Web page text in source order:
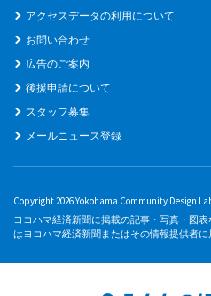
アクセスデータの利用について
お問い合わせ
広告のご案内
後援申請について
スタッフ募集
メールニュース登録
Copyright 2026 Yokohama Community Design
ヨコハマ経済新聞に掲載の記事・写真・図
はヨコハマ経済新聞またはその情報提供者に